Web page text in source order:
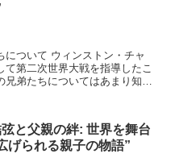
について ウィンストン・チャ
第二次世界大戦を指導したこ
兄弟たちについてはあまり知ら
と父親の絆: 世界を舞台
げられる親子の物語”